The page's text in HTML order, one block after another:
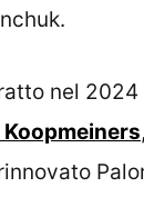
nel 2024